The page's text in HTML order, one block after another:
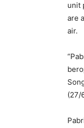
unit
are
air.
(27/